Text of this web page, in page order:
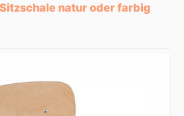
Sitzschale natur oder farbig